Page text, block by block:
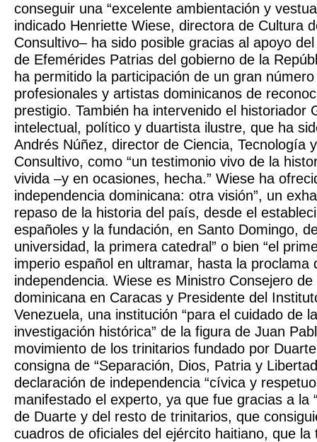
conseguir una “excelente ambientación y
indicado Henriette Wiese, directora de Cultura
Consultivo– ha sido posible gracias al apoyo
de Efemérides Patrias del gobierno de la
ha permitido la participación de un gran
profesionales y artistas dominicanos de
prestigio. También ha intervenido el historiador
intelectual, político y duartista ilustre, que ha
Andrés Núñez, director de Ciencia, Tecnología
Consultivo, como “un testimonio vivo de la
vivida –y en ocasiones, hecha.” Wiese ha
independencia dominicana: otra visión”, un
repaso de la historia del país, desde el
españoles y la fundación, en Santo Domingo,
universidad, la primera catedral” o bien “el
imperio español en ultramar, hasta la proclama
independencia. Wiese es Ministro Consejero
dominicana en Caracas y Presidente del
Venezuela, una institución “para el cuidado de
investigación histórica” de la figura de Juan
movimiento de los trinitarios fundado por
consigna de “Separación, Dios, Patria y
declaración de independencia “cívica y
manifestado el experto, ya que fue gracias a la
de Duarte y del resto de trinitarios, que
cuadros de oficiales del ejército haitiano, que